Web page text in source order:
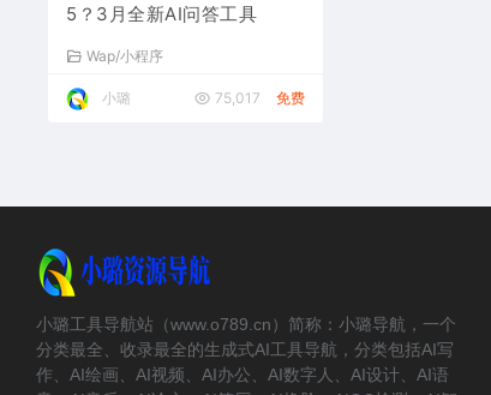
5？3月全新AI问答工具
Wap/小程序
小璐 75,017 免费
小璐工具导航站（www.o789.cn）简称：小璐导航，一个
分类最全、收录最全的生成式AI工具导航，分类包括AI写
作、AI绘画、AI视频、AI办公、AI数字人、AI设计、AI语